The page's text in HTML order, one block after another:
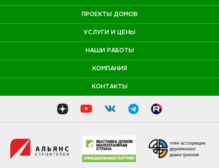
ПРОЕКТЫ ДОМОВ
УСЛУГИ И ЦЕНЫ
НАШИ РАБОТЫ
КОМПАНИЯ
КОНТАКТЫ
член ассоциации
деревянного
домостроения